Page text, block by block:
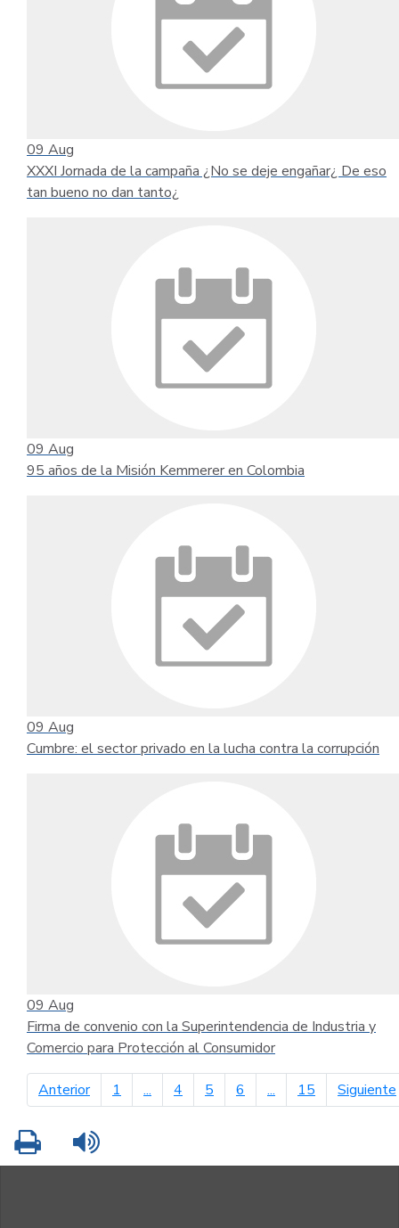
09 Aug
XXXI Jornada de la campaña ¿No se deje engañar¿ De eso
tan bueno no dan tanto¿
09 Aug
95 años de la Misión Kemmerer en Colombia
09 Aug
Cumbre: el sector privado en la lucha contra la corrupción
09 Aug
Firma de convenio con la Superintendencia de Industria y
Comercio para Protección al Consumidor
Anteriorpágina anterior
1 ... 4 5 6 ... 15 Siguiente
Imprimir